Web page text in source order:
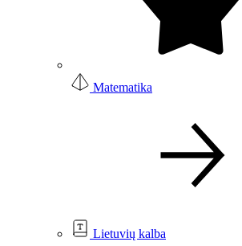
Matematika
Lietuvių kalba